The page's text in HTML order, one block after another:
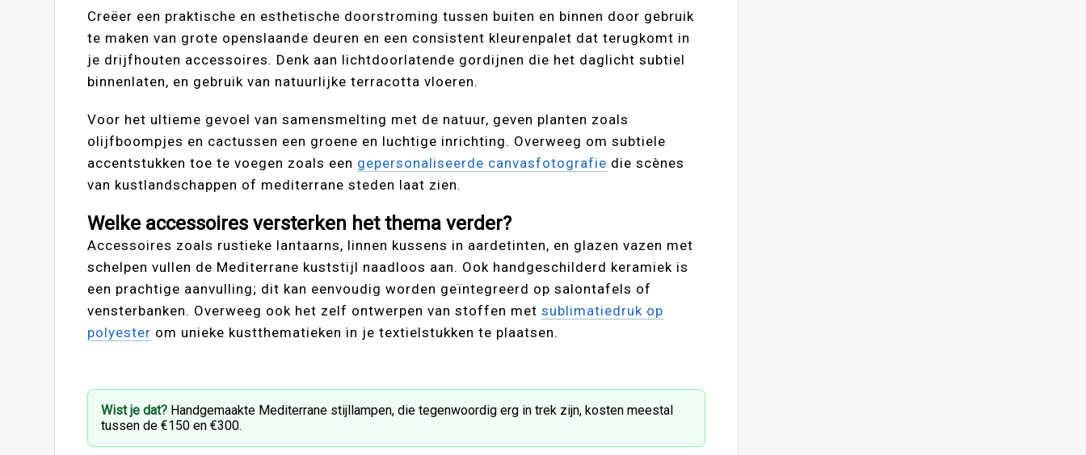
Creëer een praktische en esthetische doorstroming tussen buiten en binnen door gebruik
te maken van grote openslaande deuren en een consistent kleurenpalet dat terugkomt in
je drijfhouten accessoires. Denk aan lichtdoorlatende gordijnen die het daglicht subtiel
binnenlaten, en gebruik van natuurlijke terracotta vloeren.
Voor het ultieme gevoel van samensmelting met de natuur, geven planten zoals
olijfboompjes en cactussen een groene en luchtige inrichting. Overweeg om subtiele
accentstukken toe te voegen zoals een gepersonaliseerde canvasfotografie die scènes
van kustlandschappen of mediterrane steden laat zien.
Welke accessoires versterken het thema verder?
Accessoires zoals rustieke lantaarns, linnen kussens in aardetinten, en glazen vazen met
schelpen vullen de Mediterrane kuststijl naadloos aan. Ook handgeschilderd keramiek is
een prachtige aanvulling; dit kan eenvoudig worden geïntegreerd op salontafels of
vensterbanken. Overweeg ook het zelf ontwerpen van stoffen metsublimatiedruk op
polyester om unieke kustthematieken in je textielstukken te plaatsen.
Wist je dat? Handgemaakte Mediterrane stijllampen, die tegenwoordig erg in trek zijn, kosten meestal
tussen de €150 en €300.